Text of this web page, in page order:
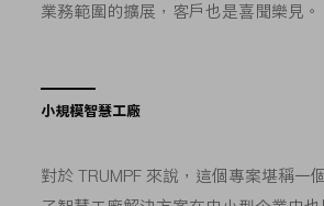
業務範圍的擴展，客戶也是喜聞樂
小規模智慧工廠
對於 TRUMPF 來說，這個專案堪稱一